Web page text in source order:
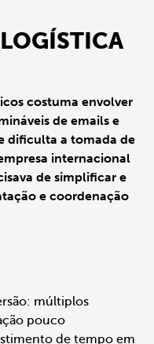
costuma envolver
de emails e
dificulta a tomada de
internacional
de simplificar e
e coordenação
múltiplos
pouco
de tempo em